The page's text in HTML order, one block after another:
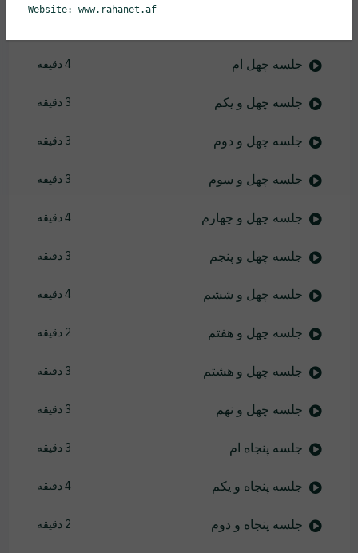
جلسه چهل ام 4 دقیقه
جلسه چهل و یکم 3 دقیقه
جلسه چهل و دوم 3 دقیقه
جلسه چهل و سوم 3 دقیقه
جلسه چهل و چهارم 4 دقیقه
جلسه چهل و پنجم 3 دقیقه
جلسه چهل و ششم 4 دقیقه
جلسه چهل و هفتم 2 دقیقه
جلسه چهل و هشتم 3 دقیقه
جلسه چهل و نهم 3 دقیقه
جلسه پنجاه ام 3 دقیقه
جلسه پنجاه و یکم 4 دقیقه
جلسه پنجاه و دوم 2 دقیقه
Website: www.rahanet.af